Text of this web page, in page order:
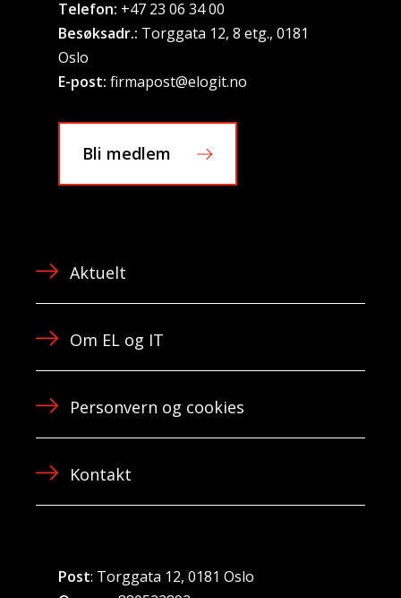
Telefon: +47 23 06 34 00
Besøksadr.: Torggata 12, 8 etg., 0181
Oslo
E-post: firmapost@elogit.no
Bli medlem
Aktuelt
Om EL og IT
Personvern og cookies
Kontakt
Post: Torggata 12, 0181 Oslo